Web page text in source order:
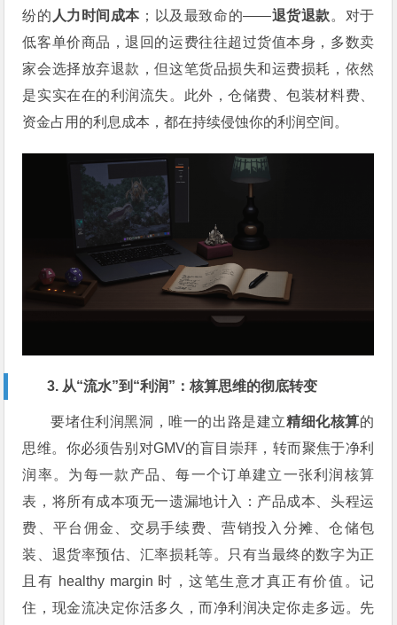
纷的 人力时间成本 ；以及最致命的——退货退款。对于
低客单价商品，退回的运费往往超过货值本身，多数卖
家会选择放弃退款，但这笔货品损失和运费损耗，依然
是实实在在的利润流失。此外，仓储费、包装材料费、
资金占用的利息成本，都在持续侵蚀你的利润空间。
3. 从“流水”到“利润”：核算思维的彻底转变
要堵住利润黑洞，唯一的出路是建立精细化核算的
思维。你必须告别对GMV的盲目崇拜，转而聚焦于净利
润率。为每一款产品、每一个订单建立一张利润核算
表，将所有成本项无一遗漏地计入：产品成本、头程运
费、平台佣金、交易手续费、营销投入分摊、仓储包
装、退货率预估、汇率损耗等。只有当最终的数字为正
且有 healthy margin 时，这笔生意才真正有价值。记
住，现金流决定你活多久，而净利润决定你走多远。先